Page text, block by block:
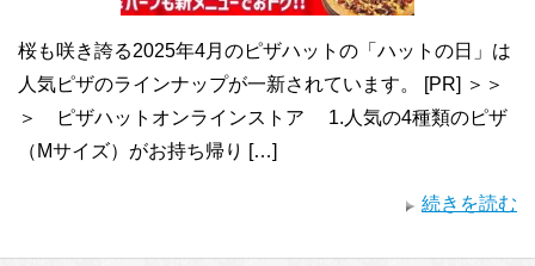
桜も咲き誇る2025年4月のピザハットの「ハットの日」は
人気ピザのラインナップが一新されています。 [PR] ＞＞
＞ ピザハットオンラインストア 1.人気の4種類のピザ
（Mサイズ）がお持ち帰り […]
続きを読む